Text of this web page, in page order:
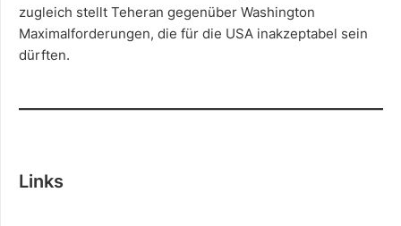
zugleich stellt Teheran gegenüber Washington
Maximalforderungen, die für die USA inakzeptabel sein
dürften.
Links